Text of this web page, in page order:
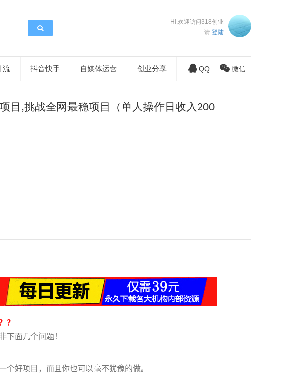
Hi,欢迎访问318创业
请 登陆
流 抖音快手 自媒体运营 创业分享 QQ 微信
目,挑战全网最稳项目（单人操作日收入200
？
下面几个问题！
好项目，而且你也可以毫不犹豫的做。